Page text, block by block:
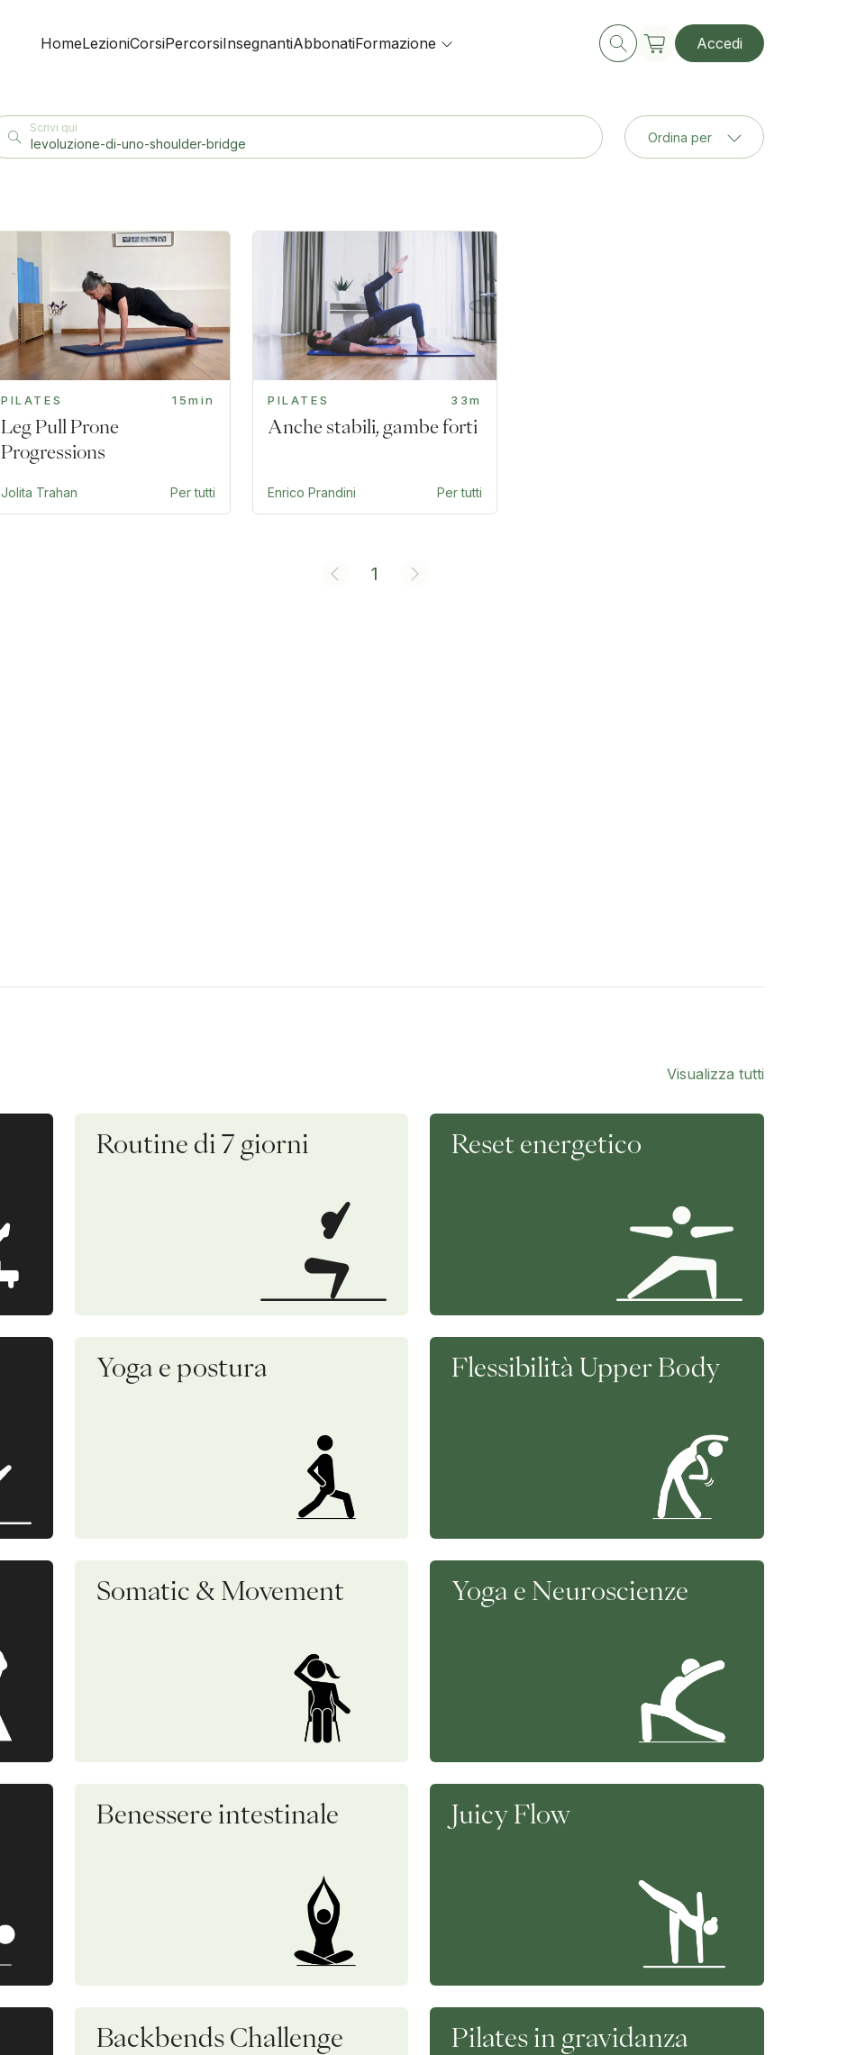
HomeLezioniCorsiPercorsiInsegnantiAbbonatiFormazione Accedi
Scrivi qui
Ordina per
PILATES 15min
Leg Pull Prone
Progressions
Jolita Trahan Per tutti
PILATES 33m
Anche stabili, gambe forti
Enrico Prandini Per tutti
1
Visualizza tutti
Routine di 7 giorni Reset energetico
Yoga e postura Flessibilità Upper Body
Somatic & Movement Yoga e Neuroscienze
Benessere intestinale Juicy Flow
Backbends Challenge Pilates in gravidanza